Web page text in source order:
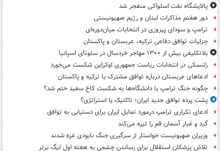
پالایشگاه نفت اسلواکی منفجر شد
دور هفتم مذاکرات لبنان و رژیم صهیونیستی
ترامپ و سودای پیروزی در انتخابات میان‌دوره‌ای
جزئیات توافق دفاعی ترکیه، عربستان و پاکستان
بلاتکلیفی بیش از ۱۳۰۰ مهاجر خردسال در سئوتای اسپانیا
زلنسکی در انتخابات ریاست جمهوری اوکراین شکست می‌خورد
ادعاهای عربستان درباره توافق مشترک با ترکیه و پاکستان
چگونه جنگ ترامپ با دانشگاه‌ها به شکست کاخ سفید ختم شد؟
پشت پرده توافق جدید ایران؛ تاکتیک یا استراتژی؟
ادعای تکراری ترامپ درمورد تمایل ایران برای دستیابی به توافق
گرد و غبار آسمان قم را تیره می‌کند
وزیران صهیونیست خواستار از سرگیری جنگ نابودی غزه شدند
تلاش پزشکان استقلال برای رساندن چشمی به هفته اول لیگ برتر